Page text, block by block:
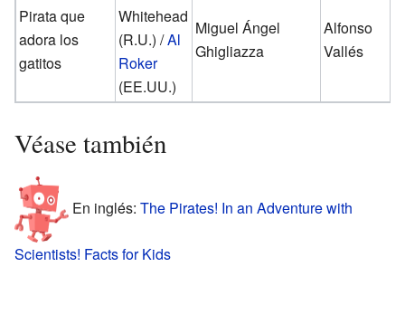
Pirata que
adora los
gatitos
Whitehead
(R.U.) /Al
Roker
(EE.UU.)
Miguel Ángel
Ghigliazza
Alfonso
Vallés
Véase también
En inglés: The Pirates! In an Adventure with
Scientists! Facts for Kids